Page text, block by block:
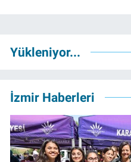
Yükleniyor...
İzmir Haberleri